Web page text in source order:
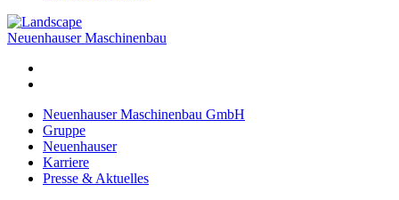
Neuenhauser Maschinenbau
Neuenhauser Maschinenbau GmbH
Gruppe
Neuenhauser
Karriere
Presse & Aktuelles